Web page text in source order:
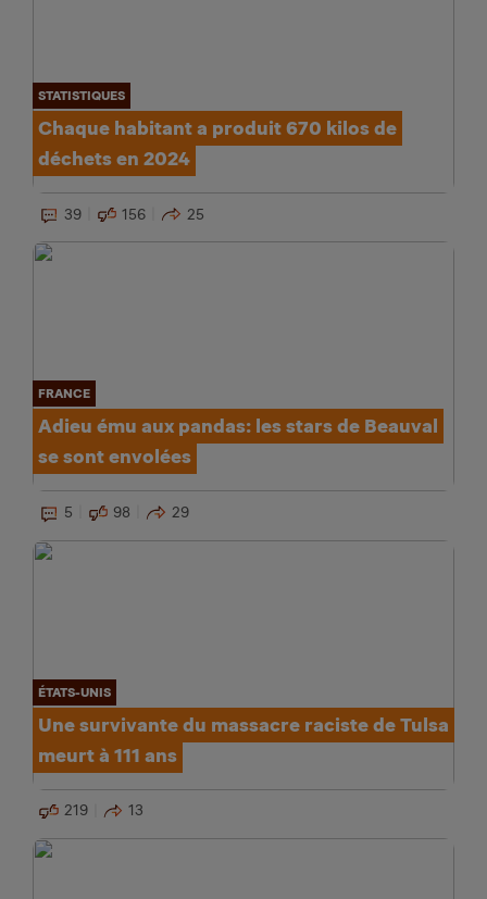
STATISTIQUES
Chaque habitant a produit 670 kilos de
déchets en 2024
39 156 25
FRANCE
Adieu ému aux pandas: les stars de Beauval
se sont envolées
5 98 29
ÉTATS-UNIS
Une survivante du massacre raciste de Tulsa
meurt à 111 ans
219 13